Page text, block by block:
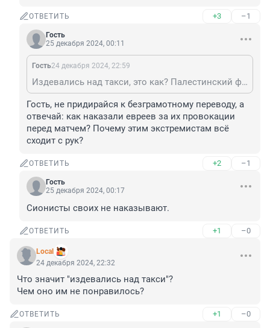
ОТВЕТИТЬ +3 –1
Гость
25 декабря 2024, 00:11
Гость24 декабря 2024, 22:59
Издевались над такси, это как? Палестинский флаг никто не сжигал, а снимал. И не известно кто. Антиарабские песни - это какие, нигде не могу найти пример?
Гость, не придирайся к безграмотному переводу, а
отвечай: как наказали евреев за их провокации
перед матчем? Почему этим экстремистам всё
сходит с рук?
ОТВЕТИТЬ +2 –1
Гость
25 декабря 2024, 00:17
Сионисты своих не наказывают.
ОТВЕТИТЬ +1 –0
Local
24 декабря 2024, 22:32
Что значит "издевались над такси"?
Чем оно им не понравилось?
ОТВЕТИТЬ +1 –0